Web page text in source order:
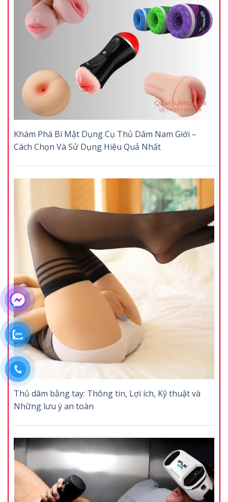
Khám Phá Bí Mật Dụng Cụ Thủ Dâm Nam Giới –
Cách Chọn Và Sử Dụng Hiệu Quả Nhất
Thủ dâm bằng tay: Thông tin, Lợi ích, Kỹ thuật và
Những lưu ý an toàn